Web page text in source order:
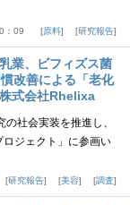
：09 原料 研究報告
業、ビフィズス菌
改善による「老化
式会社Rhelixa
社会実装を推進し、
ジェクト」に参画い
研究報告 美容 調査